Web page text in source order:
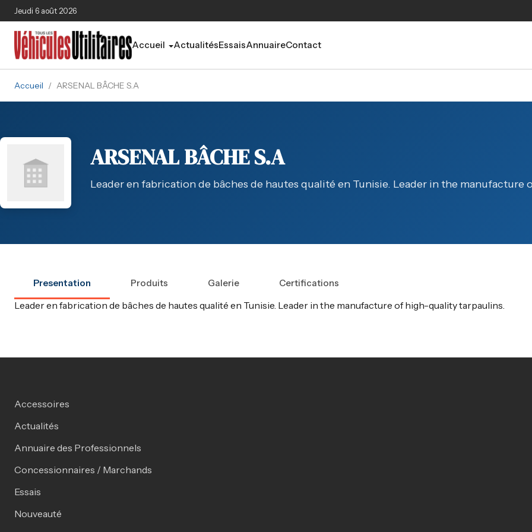
Aller au contenu principal
Jeudi 6 août 2026
Accueil ActualitésEssaisAnnuaireContact
Accueil / ARSENAL BÂCHE S.A
ARSENAL BÂCHE S.A
Leader en fabrication de bâches de hautes qualité en Tunisie. Leader in the
Presentation Produits Galerie Certifications
Leader en fabrication de bâches de hautes qualité en Tunisie. Leader in the manufacture of high-quality tarpaulins.
Accessoires
Actualités
Annuaire des Professionnels
Concessionnaires / Marchands
Essais
Nouveauté